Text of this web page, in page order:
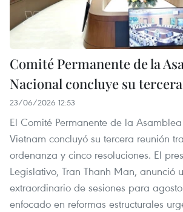
Comité Permanente de la
Nacional concluye su
23/06/2026 12:53
El Comité Permanente de la
Vietnam concluyó su tercera reunión
ordenanza y cinco resoluciones. El
Legislativo, Tran Thanh Man, anunció
extraordinario de sesiones para
enfocado en reformas estructurales